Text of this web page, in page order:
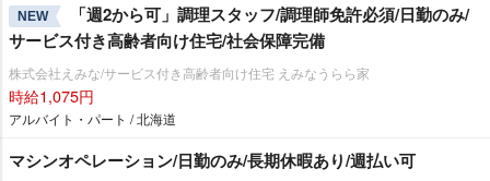
NEW
「週2から可」調理スタッフ/調理師免許必須/日勤のみ/
サービス付き高齢者向け住宅/社会保障完備
株式会社えみな/サービス付き高齢者向け住宅 えみなうらら家
時給1,075円
アルバイト・パート / 北海道
マシンオペレーション/日勤のみ/長期休暇あり/週払い可